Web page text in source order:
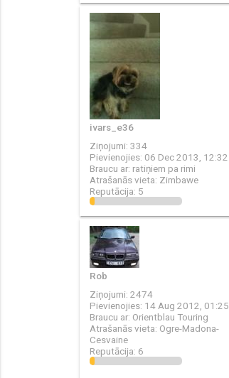
ivars_e36
Ziņojumi: 334
Pievienojies: 06 Dec 2013, 12:32
Braucu ar: ratiņiem pa rimi
Atrašanās vieta: Zimbawe
Reputācija: 5
Rob
Ziņojumi: 2474
Pievienojies: 14 Aug 2012, 01:25
Braucu ar: Orientblau Touring
Atrašanās vieta: Ogre-Madona-
Cesvaine
Reputācija: 6